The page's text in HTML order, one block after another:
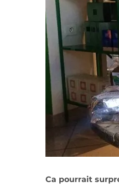
Ca pourrait